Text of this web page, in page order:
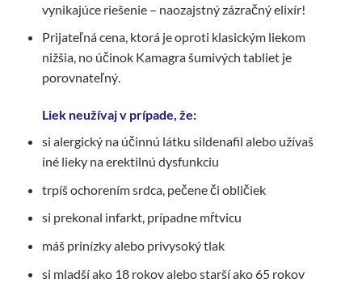
vynikajúce riešenie – naozajstný zázračný elixír!
Prijateľná cena, ktorá je oproti klasickým liekom
nižšia, no účinok Kamagra šumivých tabliet je
porovnateľný.
Liek neužívaj v prípade, že:
si alergický na účinnú látku sildenafil alebo užívaš
iné lieky na erektilnú dysfunkciu
trpíš ochorením srdca, pečene či obličiek
si prekonal infarkt, prípadne mŕtvicu
máš prinízky alebo privysoký tlak
si mladší ako 18 rokov alebo starší ako 65 rokov